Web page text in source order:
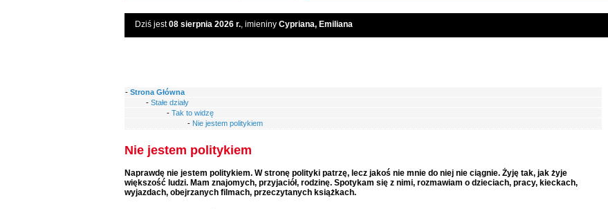
Dziś jest08 sierpnia 2026 r., imieniny Cypriana, Emiliana
- Strona Główna
- Stałe działy
- Tak to widzę
- Nie jestem politykiem
Nie jestem politykiem
Naprawdę nie jestem politykiem. W stronę polityki patrzę, lecz jakoś nie mnie do niej nie ciągnie. Żyję tak, jak żyje
większość ludzi. Mam znajomych, przyjaciół, rodzinę. Spotykam się z nimi, rozmawiam o dzieciach, pracy, kieckach,
wyjazdach, obejrzanych filmach, przeczytanych książkach.